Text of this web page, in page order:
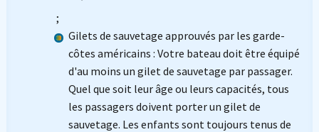
;
Gilets de sauvetage approuvés par les garde-
côtes américains : Votre bateau doit être équipé
d'au moins un gilet de sauvetage par passager.
Quel que soit leur âge ou leurs capacités, tous
les passagers doivent porter un gilet de
sauvetage. Les enfants sont toujours tenus de